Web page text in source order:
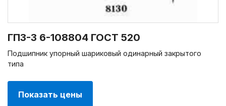
ГПЗ-3 6-108804 ГОСТ 520
Подшипник упорный шариковый одинарный закрытого
типа
Показать цены